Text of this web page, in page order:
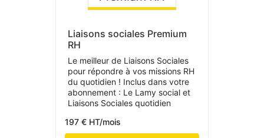
Liaisons sociales Premium
RH
Le meilleur de Liaisons Sociales
pour répondre à vos missions RH
du quotidien ! Inclus dans votre
abonnement : Le Lamy social et
Liaisons Sociales quotidien
197 € HT/mois